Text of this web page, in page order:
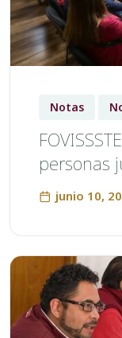
Notas
personas
junio 10,